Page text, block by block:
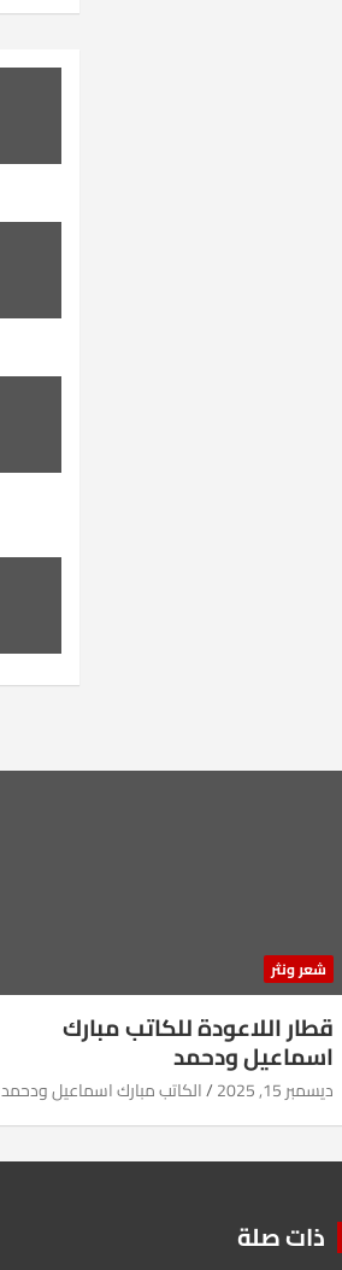
شعر ونثر
قطار اللاعودة للكاتب مبارك
اسماعيل ودحمد
ديسمبر 15, 2025 الكاتب مبارك اسماعيل ودحمد
ذات صلة